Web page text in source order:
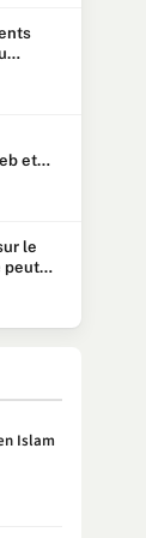
et
le
peut
Islam